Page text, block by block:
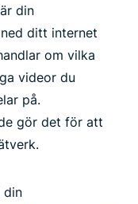
din
ditt internet
om vilka
videor du
på.
gör det för att
din